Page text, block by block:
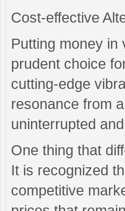
Cost-effective
Putting money in
prudent choice
cutting-edge
resonance from
uninterrupted
One thing that
It is recognized
competitive